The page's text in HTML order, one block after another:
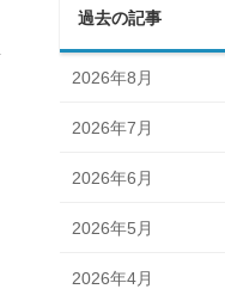
過去の記事
2026年8月
2026年7月
2026年6月
2026年5月
2026年4月